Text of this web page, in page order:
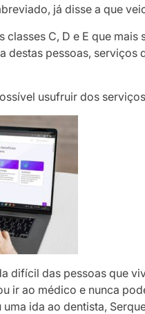
já disse a que
classes C, D e E que
destas pessoas, serviços
usufruir dos
difícil das pessoas que
ir ao médico e nunca
ida ao dentista,